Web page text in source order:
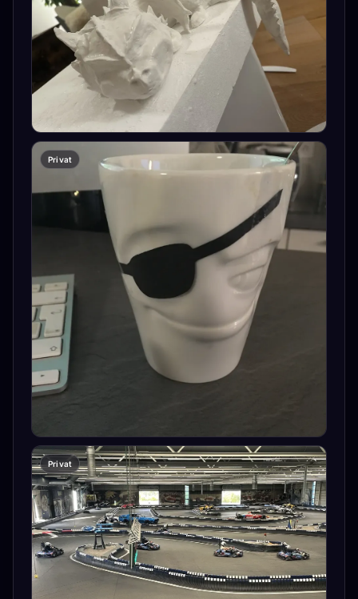
Privat
Privat